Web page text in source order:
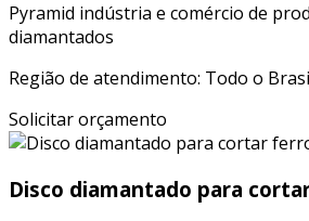
Pyramid indústria e comércio de
diamantados
Região de atendimento: Todo o
Solicitar orçamento
Disco diamantado para